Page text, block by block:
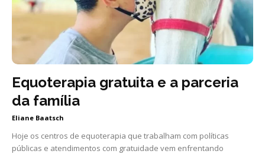
Equoterapia gratuita e a parceria
da família
Eliane Baatsch
Hoje os centros de equoterapia que trabalham com políticas
públicas e atendimentos com gratuidade vem enfrentando